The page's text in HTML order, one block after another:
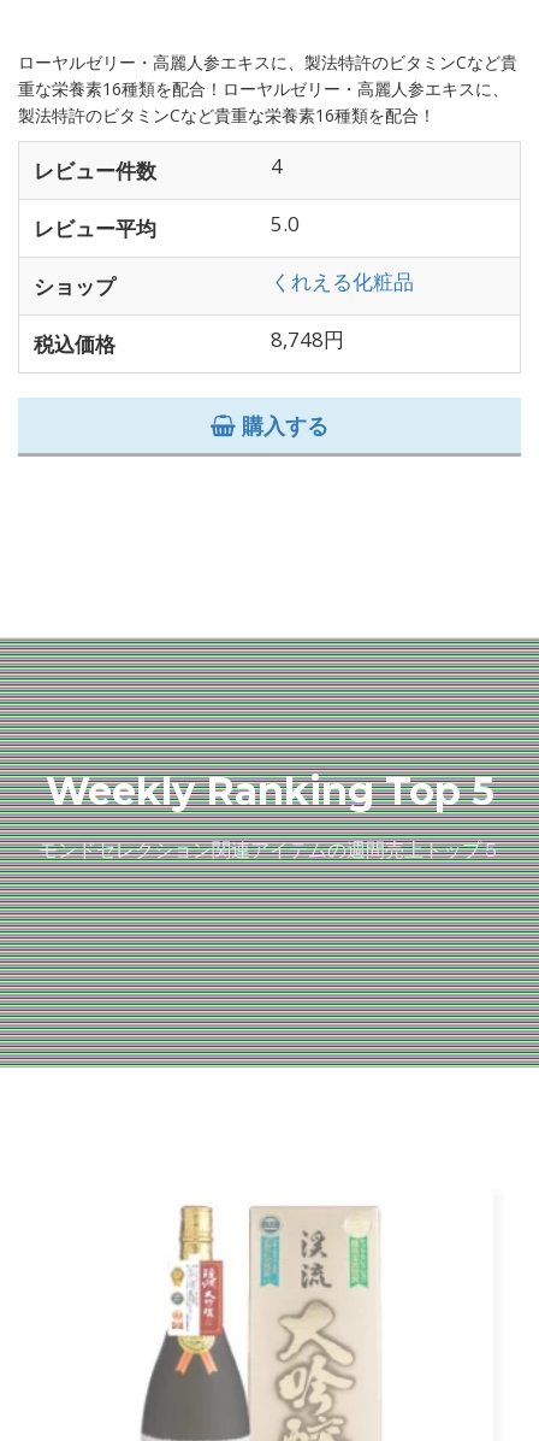
ローヤルゼリー・高麗人参エキスに、製法特許のビタミンCなど貴
重な栄養素16種類を配合！ローヤルゼリー・高麗人参エキスに、
製法特許のビタミンCなど貴重な栄養素16種類を配合！
レビュー件数 4
レビュー平均 5.0
ショップ くれえる化粧品
税込価格 8,748円
購入する
Weekly Ranking Top 5
モンドセレクション関連アイテムの週間売上トップ５